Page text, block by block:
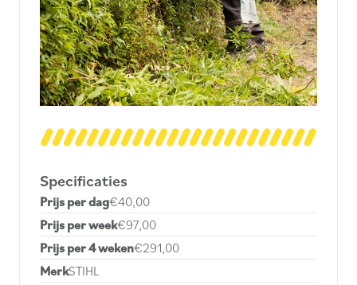
Specificaties
Prijs per dag€40,00
Prijs per week€97,00
Prijs per 4 weken€291,00
MerkSTIHL